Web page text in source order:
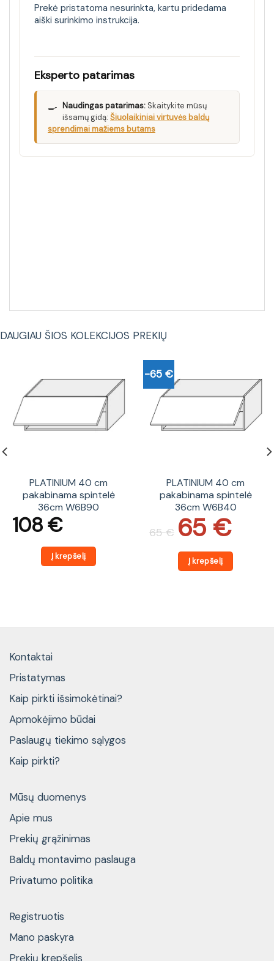
Prekė pristatoma nesurinkta, kartu pridedama
aiški surinkimo instrukcija.
Eksperto patarimas
🍳 Naudingas patarimas: Skaitykite mūsų
išsamų gidą: Šiuolaikiniai virtuvės baldų
sprendimai mažiems butams
DAUGIAU ŠIOS KOLEKCIJOS PREKIŲ
PLATINIUM 40 cm
pakabinama spintelė
36cm W6B90
108€
Į krepšelį
-65 €
PLATINIUM 40 cm
pakabinama spintelė
36cm W6B40
65€
Original
price
was: 65 €
Current
price
is:
Į krepšelį
Kontaktai
Pristatymas
Kaip pirkti išsimokėtinai?
Apmokėjimo būdai
Paslaugų tiekimo sąlygos
Kaip pirkti?
Mūsų duomenys
Apie mus
Prekių grąžinimas
Baldų montavimo paslauga
Privatumo politika
Registruotis
Mano paskyra
Prekių krepšelis